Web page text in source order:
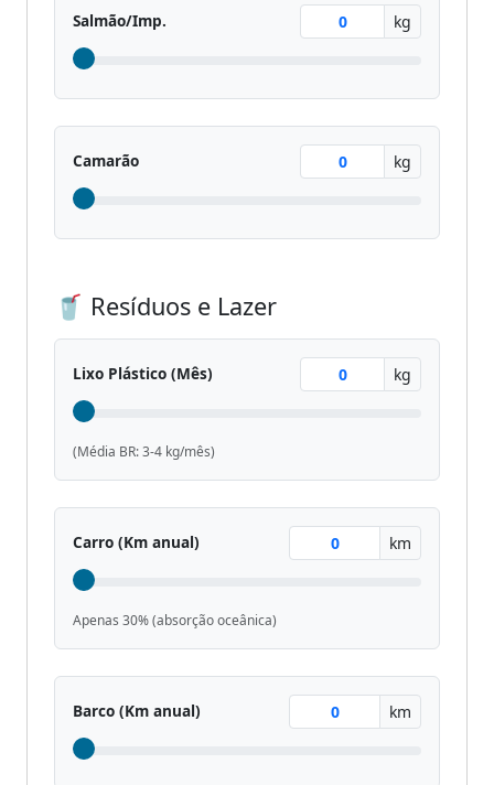
Salmão/Imp. kg
Camarão kg
🥤 Resíduos e Lazer
Lixo Plástico (Mês) kg
(Média BR: 3-4 kg/mês)
Carro (Km anual) km
Apenas 30% (absorção oceânica)
Barco (Km anual) km